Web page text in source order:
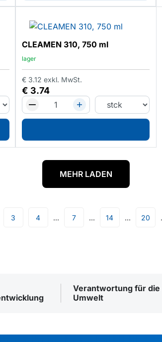
CLEAMEN 310, 750 ml
lager
€ 3.74
€ 3.12 exkl. MwSt.
MEHR LADEN
3 4 7 14 20
Verantwortung für die
Umwelt